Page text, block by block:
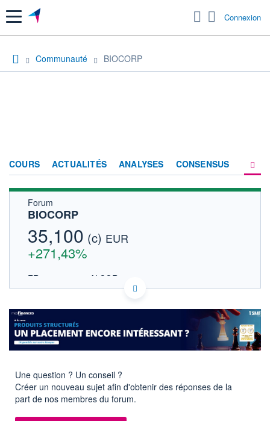
Menu Connexion
Communauté BIOCORP
COURS ACTUALITÉS ANALYSES CONSENSUS
Forum
BIOCORP
35,100 (c) EUR
+271,43%
FR0012788065 ALCOR
EURONEXT PARIS DONNÉES TEMPS RÉEL
Cotation sur les autres places
SECTEUR
Équipements médicaux
OUVERTURE
0,000 9,450
+ HAUT
0,000
Une question ? Un conseil ?
Créer un nouveau sujet afin d'obtenir des réponses de la
part de nos membres du forum.